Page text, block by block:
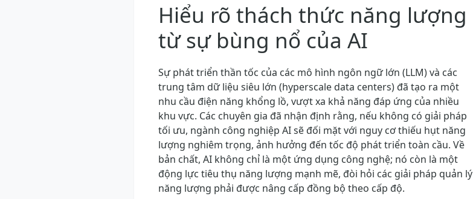
Hiểu rõ thách thức năng lượng
từ sự bùng nổ của AI
Sự phát triển thần tốc của các mô hình ngôn ngữ lớn (LLM) và các
trung tâm dữ liệu siêu lớn (hyperscale data centers) đã tạo ra một
nhu cầu điện năng khổng lồ, vượt xa khả năng đáp ứng của nhiều
khu vực. Các chuyên gia đã nhận định rằng, nếu không có giải pháp
tối ưu, ngành công nghiệp AI sẽ đối mặt với nguy cơ thiếu hụt năng
lượng nghiêm trọng, ảnh hưởng đến tốc độ phát triển toàn cầu. Về
bản chất, AI không chỉ là một ứng dụng công nghệ; nó còn là một
động lực tiêu thụ năng lượng mạnh mẽ, đòi hỏi các giải pháp quản lý
năng lượng phải được nâng cấp đồng bộ theo cấp độ.